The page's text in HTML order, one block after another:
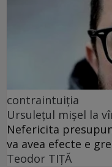
contraintuiția
Ursulețul mișel la
Nefericita
va avea efecte e
Teodor TIŢĂ